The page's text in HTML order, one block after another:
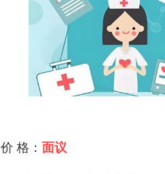
价 格： 面议